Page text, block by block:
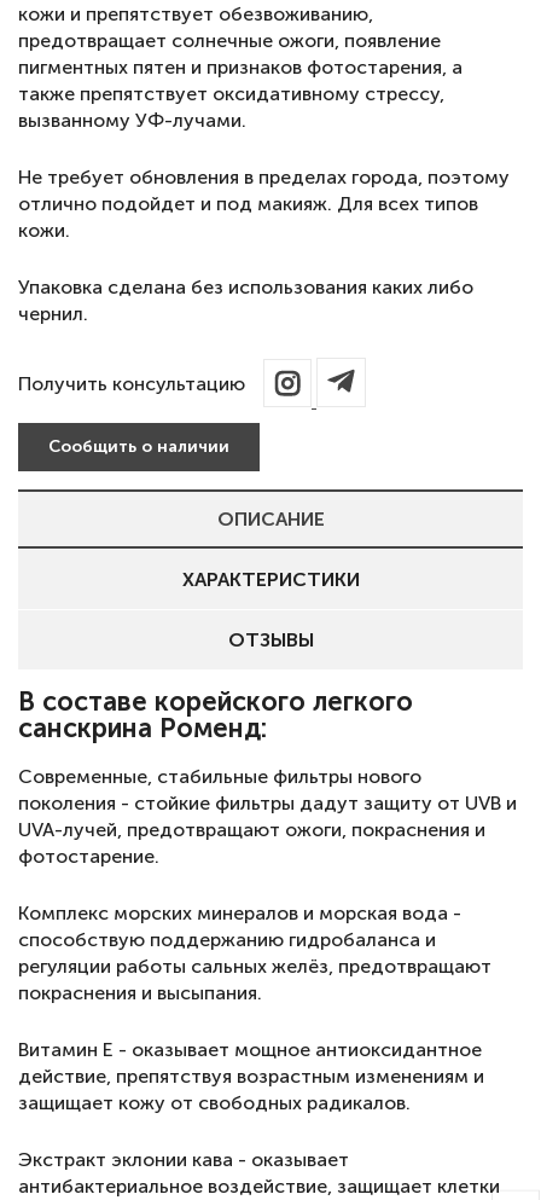
кожи и препятствует обезвоживанию,
предотвращает солнечные ожоги, появление
пигментных пятен и признаков фотостарения, а
также препятствует оксидативному стрессу,
вызванному УФ-лучами.
Не требует обновления в пределах города, поэтому
отлично подойдет и под макияж. Для всех типов
кожи.
Упаковка сделана без использования каких либо
чернил.
Получить консультацию
Сообщить о наличии
ОПИСАНИЕ
ХАРАКТЕРИСТИКИ
ОТЗЫВЫ
В составе корейского легкого
санскрина Роменд:
Современные, стабильные фильтры нового
поколения - стойкие фильтры дадут защиту от UVB и
UVA-лучей, предотвращают ожоги, покраснения и
фотостарение.
Комплекс морских минералов и морская вода -
способствую поддержанию гидробаланса и
регуляции работы сальных желёз, предотвращают
покраснения и высыпания.
Витамин Е - оказывает мощное антиоксидантное
действие, препятствуя возрастным изменениям и
защищает кожу от свободных радикалов.
Экстракт эклонии кава - оказывает
антибактериальное воздействие, защищает клетки